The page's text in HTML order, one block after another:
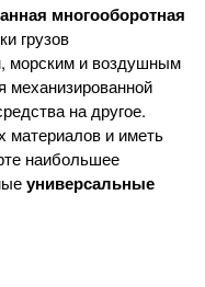
многооборотная
грузов
морским и воздушным
механизированной
на другое.
материалов и иметь
наибольшее
универсальные